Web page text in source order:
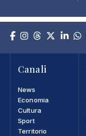
Canali
News
Economia
Cultura
Sport
Territorio